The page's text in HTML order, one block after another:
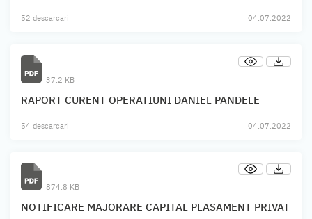
52 descarcari 04.07.2022
37.2 KB
RAPORT CURENT OPERATIUNI DANIEL PANDELE
54 descarcari 04.07.2022
874.8 KB
NOTIFICARE MAJORARE CAPITAL PLASAMENT PRIVAT